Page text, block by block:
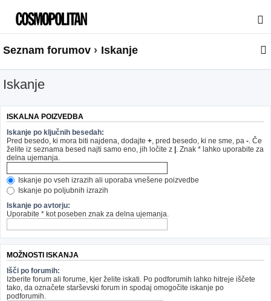
Seznam forumov Iskanje
Iskanje
ISKALNA POIZVEDBA
Iskanje po ključnih besedah:
Pred besedo, ki mora biti najdena, dodajte + , pred besedo, ki ne sme, pa - . Če
želite iz seznama besed najti samo eno, jih ločite z | . Znak * lahko uporabite za
delna ujemanja.
Iskanje po vseh izrazih ali uporaba vnešene poizvedbe
Iskanje po poljubnih izrazih
Iskanje po avtorju:
Uporabite * kot poseben znak za delna ujemanja.
MOŽNOSTI ISKANJA
Išči po forumih:
Izberite forum ali forume, kjer želite iskati. Po podforumih lahko hitreje iščete
tako, da označete starševski forum in spodaj omogočite iskanje po
podforumih.